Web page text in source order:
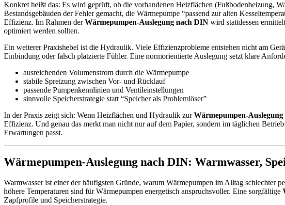
Konkret heißt das: Es wird geprüft, ob die vorhandenen Heizflächen (Fußbodenheizung,
Bestandsgebäuden der Fehler gemacht, die Wärmepumpe “passend zur alten
Effizienz. Im Rahmen derWärmepumpen-Auslegung nach DIN wird stattdessen
optimiert werden sollten.
Ein weiterer Praxishebel ist die Hydraulik. Viele Effizienzprobleme entstehen nicht am
Einbindung oder falsch platzierte Fühler. Eine normorientierte Auslegung setzt klare
ausreichenden Volumenstrom durch die Wärmepumpe
stabile Spreizung zwischen Vor- und Rücklauf
passende Pumpenkennlinien und Ventileinstellungen
sinnvolle Speicherstrategie statt “Speicher als Problemlöser”
In der Praxis zeigt sich: Wenn Heizflächen und Hydraulik zurWärmepumpen-
Effizienz. Und genau das merkt man nicht nur auf dem Papier, sondern im täglichen
Erwartungen passt.
Wärmepumpen-Auslegung nach DIN: Warmwasser,
Warmwasser ist einer der häufigsten Gründe, warum Wärmepumpen im Alltag schlechter
höhere Temperaturen sind für Wärmepumpen energetisch anspruchsvoller. Eine sorgfältige
Zapfprofile und Speicherstrategie.